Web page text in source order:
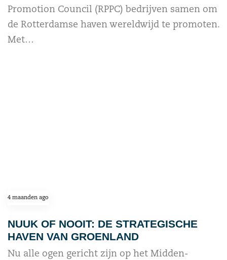
Promotion Council (RPPC) bedrijven samen om
de Rotterdamse haven wereldwijd te promoten.
Met…
4 maanden ago
NUUK OF NOOIT: DE STRATEGISCHE
HAVEN VAN GROENLAND
Nu alle ogen gericht zijn op het Midden-